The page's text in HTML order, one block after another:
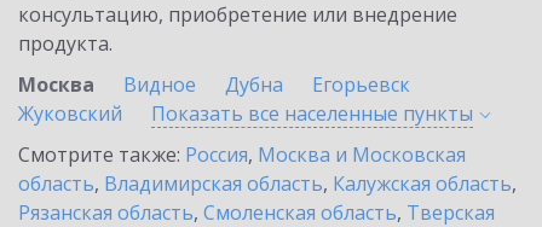
консультацию, приобретение или внедрение
продукта.
Москва
Видное Дубна
Егорьевск
Жуковский
Показать все населенные пункты
Смотрите также: Россия, Москва и Московская
область, Владимирская область, Калужская область,
Рязанская область, Смоленская область, Тверская